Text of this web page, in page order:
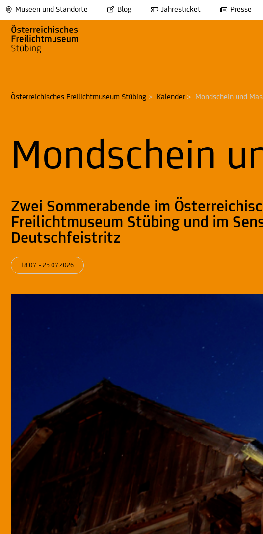
Museen und Standorte Blog Jahresticket Presse
Österreichisches Freilichtmuseum Stübing > Kalender > Mondschein und
Mondschein
Zwei Sommerabende im
Freilichtmuseum Stübing und im
Deutschfeistritz
18.07. - 25.07.2026